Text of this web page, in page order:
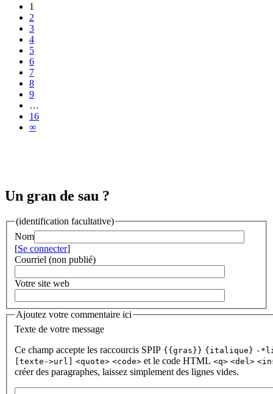
1
2
3
4
5
6
7
8
9
…
16
∞
Un gran de sau ?
(identification facultative)
Nom
[Se connecter]
Courriel (non publié)
Votre site web
Ajoutez votre commentaire ici
Texte de votre message
Ce champ accepte les raccourcis SPIP {{gras}} {italique} -
[texte->url] <quote> <code> et le code HTML <q> <del>
créer des paragraphes, laissez simplement des lignes vides.